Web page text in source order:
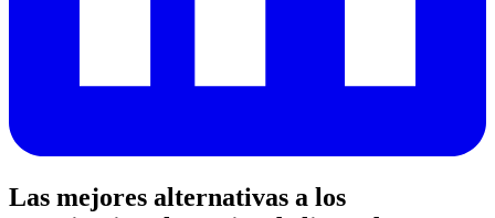
Las mejores alternativas a los